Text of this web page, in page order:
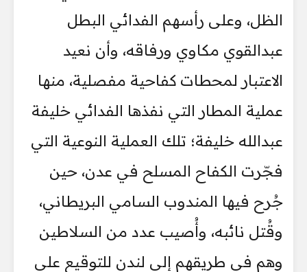
الظل، وعلى رأسهم الفدائي البطل
عبدالقوي مكاوي ورفاقه، وأن نعيد
الاعتبار لمحطات كفاحية مفصلية، منها
عملية المطار التي نفذها الفدائي خليفة
عبدالله خليفة؛ تلك العملية النوعية التي
فجّرت الكفاح المسلح في عدن، حين
جُرح فيها المندوب السامي البريطاني،
وقُتل نائبه، وأُصيب عدد من السلاطين
وهم في طريقهم إلى لندن للتوقيع على